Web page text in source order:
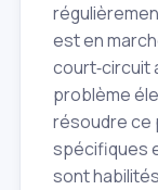
est en
court‑circuit
problème
résoudre ce
spécifiques
sont